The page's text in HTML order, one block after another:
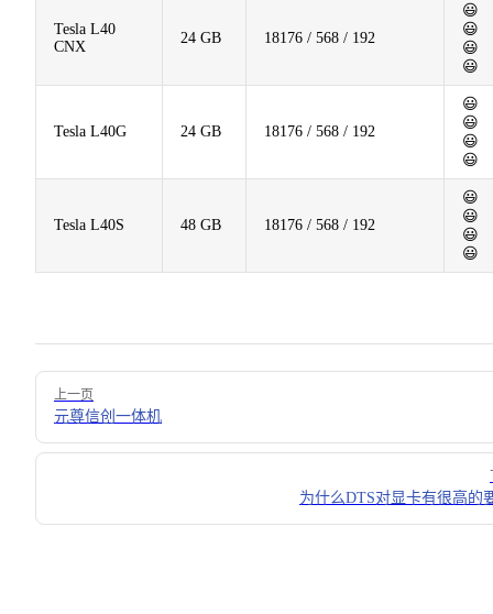
Tesla L40
CNX
24 GB 18176 / 568 / 192
😃
😃
😃
😃
Tesla L40G 24 GB 18176 / 568 / 192
😃
😃
😃
😃
Tesla L40S 48 GB 18176 / 568 / 192
😃
😃
😃
😃
Pager
上一页
元尊信创一体机
为什么DTS对显卡有很高的